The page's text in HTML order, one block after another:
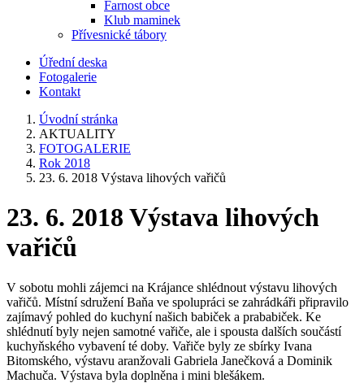
Farnost obce
Klub maminek
Přívesnické tábory
Úřední deska
Fotogalerie
Kontakt
Úvodní stránka
AKTUALITY
FOTOGALERIE
Rok 2018
23. 6. 2018 Výstava lihových vařičů
23. 6. 2018 Výstava lihových
vařičů
V sobotu mohli zájemci na Krájance shlédnout výstavu lihových
vařičů. Místní sdružení Baňa ve spolupráci se zahrádkáři připravilo
zajímavý pohled do kuchyní našich babiček a prababiček. Ke
shlédnutí byly nejen samotné vařiče, ale i spousta dalších součástí
kuchyňského vybavení té doby. Vařiče byly ze sbírky Ivana
Bitomského, výstavu aranžovali Gabriela Janečková a Dominik
Machuča. Výstava byla doplněna i mini blešákem.